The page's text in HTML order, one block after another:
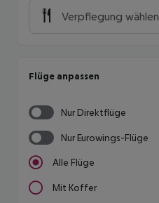
Verpflegung wählen
Flüge anpassen
Nur Direktflüge
Nur Eurowings-Flüge
Alle Flüge
Mit Koffer